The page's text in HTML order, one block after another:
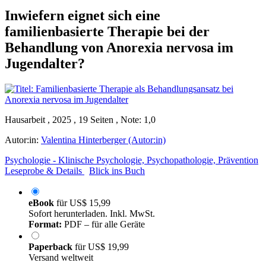
Inwiefern eignet sich eine
familienbasierte Therapie bei der
Behandlung von Anorexia nervosa im
Jugendalter?
Hausarbeit , 2025 , 19 Seiten , Note: 1,0
Autor:in: Valentina Hinterberger (Autor:in)
Psychologie - Klinische Psychologie, Psychopathologie, Prävention
Leseprobe & Details
Blick ins Buch
eBook fürUS$ 15,99
Sofort herunterladen. Inkl. MwSt.
Format: PDF – für alle Geräte
Paperback fürUS$ 19,99
Versand weltweit